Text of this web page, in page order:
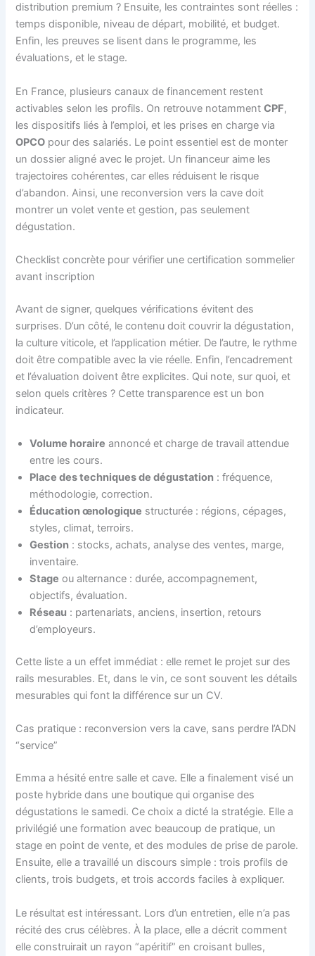
distribution premium ? Ensuite, les contraintes sont réelles :
temps disponible, niveau de départ, mobilité, et budget.
Enfin, les preuves se lisent dans le programme, les
évaluations, et le stage.
En France, plusieurs canaux de financement restent
activables selon les profils. On retrouve notammentCPF,
les dispositifs liés à l’emploi, et les prises en charge via
OPCO pour des salariés. Le point essentiel est de monter
un dossier aligné avec le projet. Un financeur aime les
trajectoires cohérentes, car elles réduisent le risque
d’abandon. Ainsi, une reconversion vers la cave doit
montrer un volet vente et gestion, pas seulement
dégustation.
Checklist concrète pour vérifier une certification sommelier
avant inscription
Avant de signer, quelques vérifications évitent des
surprises. D’un côté, le contenu doit couvrir la dégustation,
la culture viticole, et l’application métier. De l’autre, le rythme
doit être compatible avec la vie réelle. Enfin, l’encadrement
et l’évaluation doivent être explicites. Qui note, sur quoi, et
selon quels critères ? Cette transparence est un bon
indicateur.
Volume horaire annoncé et charge de travail attendue
entre les cours.
Place des techniques de dégustation : fréquence,
méthodologie, correction.
Éducation œnologique structurée : régions, cépages,
styles, climat, terroirs.
Gestion : stocks, achats, analyse des ventes, marge,
inventaire.
Stage ou alternance : durée, accompagnement,
objectifs, évaluation.
Réseau : partenariats, anciens, insertion, retours
d’employeurs.
Cette liste a un effet immédiat : elle remet le projet sur des
rails mesurables. Et, dans le vin, ce sont souvent les détails
mesurables qui font la différence sur un CV.
Cas pratique : reconversion vers la cave, sans perdre l’ADN
“service”
Emma a hésité entre salle et cave. Elle a finalement visé un
poste hybride dans une boutique qui organise des
dégustations le samedi. Ce choix a dicté la stratégie. Elle a
privilégié une formation avec beaucoup de pratique, un
stage en point de vente, et des modules de prise de parole.
Ensuite, elle a travaillé un discours simple : trois profils de
clients, trois budgets, et trois accords faciles à expliquer.
Le résultat est intéressant. Lors d’un entretien, elle n’a pas
récité des crus célèbres. À la place, elle a décrit comment
elle construirait un rayon “apéritif” en croisant bulles,